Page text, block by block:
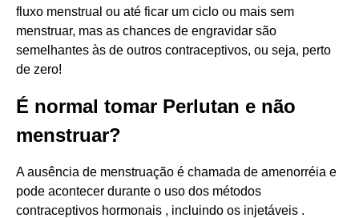
fluxo menstrual ou até ficar um ciclo ou mais sem
menstruar, mas as chances de engravidar são
semelhantes às de outros contraceptivos, ou seja, perto
de zero!
É normal tomar Perlutan e não
menstruar?
A ausência de menstruação é chamada de amenorréia e
pode acontecer durante o uso dos métodos
contraceptivos hormonais , incluindo os injetáveis .